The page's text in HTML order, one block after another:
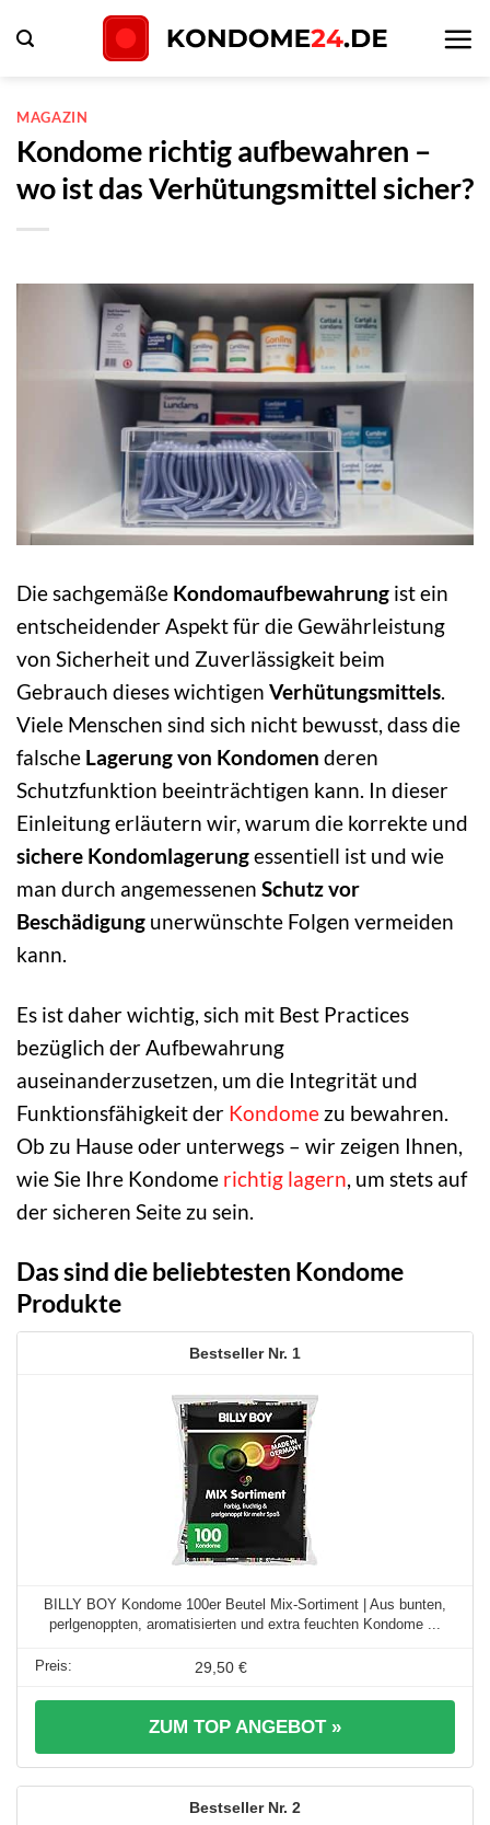
Inhalt
MAGAZIN
Kondome richtig aufbewahren –
wo ist das Verhütungsmittel sicher?
Die sachgemäße Kondomaufbewahrung ist ein
entscheidender Aspekt für die Gewährleistung
von Sicherheit und Zuverlässigkeit beim
Gebrauch dieses wichtigen Verhütungsmittels.
Viele Menschen sind sich nicht bewusst, dass die
falsche Lagerung von Kondomen deren
Schutzfunktion beeinträchtigen kann. In dieser
Einleitung erläutern wir, warum die korrekte und
sichere Kondomlagerungessentiell ist und wie
man durch angemessenen Schutz vor
Beschädigung unerwünschte Folgen vermeiden
kann.
Es ist daher wichtig, sich mit Best Practices
bezüglich der Aufbewahrung
auseinanderzusetzen, um die Integrität und
Funktionsfähigkeit der Kondome zu bewahren.
Ob zu Hause oder unterwegs – wir zeigen Ihnen,
wie Sie Ihre Kondome richtig lagern , um stets auf
der sicheren Seite zu sein.
Das sind die beliebtesten Kondome
Produkte
1
BILLY BOY Kondome 100er Beutel Mix-Sortiment | Aus bunten,
perlgenoppten, aromatisierten und extra feuchten Kondome ...
29,50 €
ZUM TOP ANGEBOT »
2